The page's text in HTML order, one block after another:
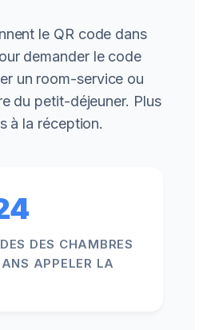
le QR code dans
demander le code
un room-service ou
du petit-déjeuner. Plus
à la réception.
DES CHAMBRES
APPELER LA